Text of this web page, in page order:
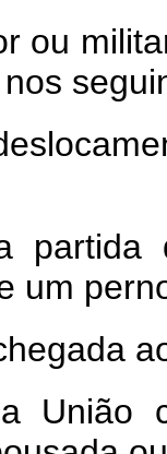
ou
um
União